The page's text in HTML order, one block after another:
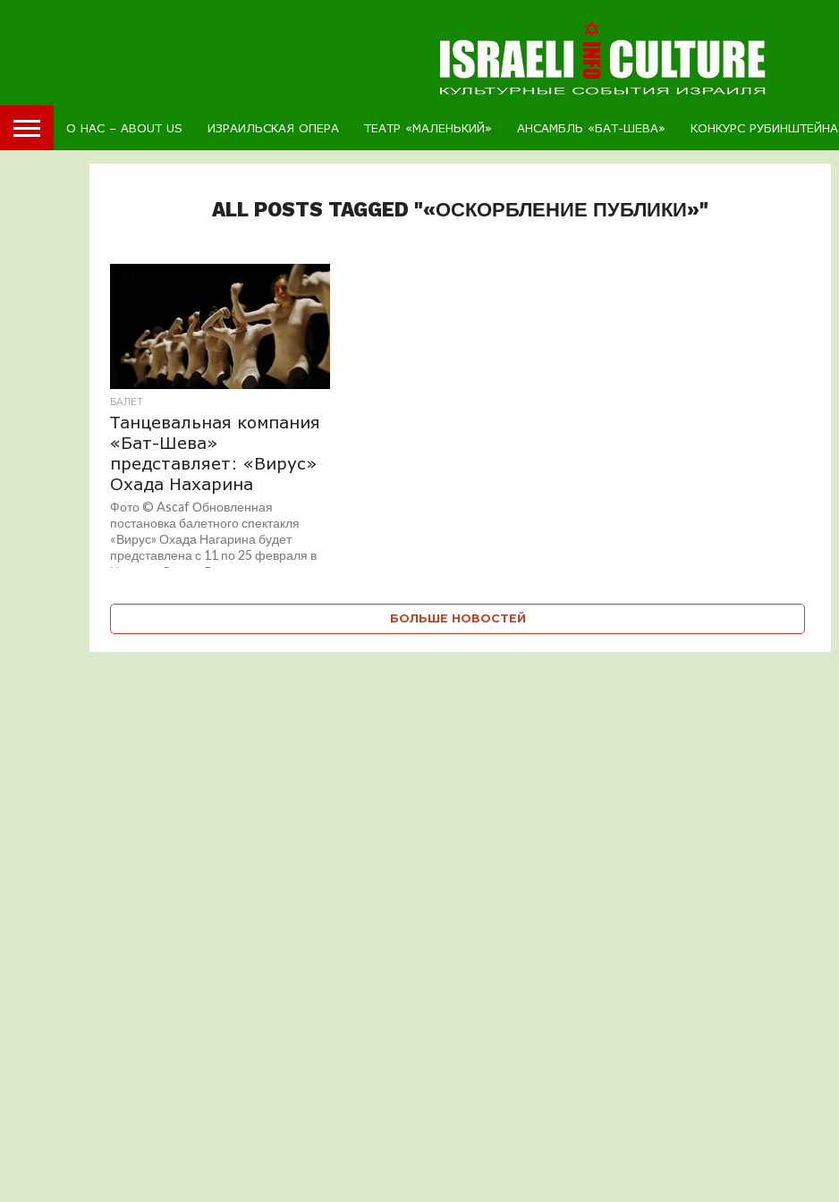
О НАС – ABOUT US ИЗРАИЛЬСКАЯ ОПЕРА ТЕАТР «МАЛЕНЬКИЙ» АНСАМБЛЬ «БАТ-ШЕВА» КОНКУРС РУБИНШТЕЙНА
ALL POSTS TAGGED "«ОСКОРБЛЕНИЕ ПУБЛИКИ»"
БАЛЕТ
Танцевальная компания
«Бат-Шева»
представляет: «Вирус»
Охада Нахарина
Фото © Ascaf Обновленная
постановка балетного спектакля
«Вирус» Охада Нагарина будет
представлена с 11 по 25 февраля в
Центре «Сюзан Далаль» в...
БОЛЬШЕ НОВОСТЕЙ